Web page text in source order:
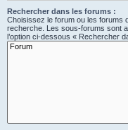
Rechercher dans les forums :
Choisissez le forum ou les forums
recherche. Les sous-forums sont
l’option ci-dessous « Rechercher